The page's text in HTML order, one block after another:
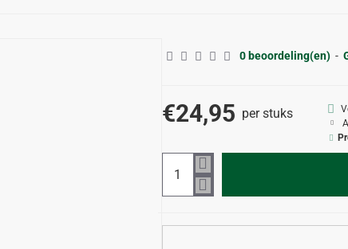
0 beoordeling(en) -
€24,95 per stuks